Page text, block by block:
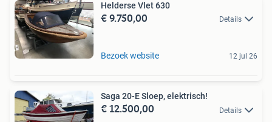
Helderse Vlet 630
€ 9.750,00 Details
Bezoek website 12 jul 26
Saga 20-E Sloep, elektrisch!
€ 12.500,00 Details